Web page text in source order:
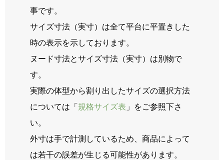
事です。
サイズ寸法（実寸）は全て平台に平置きした
時の表示を示しております。
ヌード寸法とサイズ寸法（実寸）は別物で
す。
実際の体型から割り出したサイズの選択方法
については「 規格サイズ表 」をご参照下さ
い。
外寸は手で計測しているため、商品によって
は若干の誤差が生じる可能性があります。